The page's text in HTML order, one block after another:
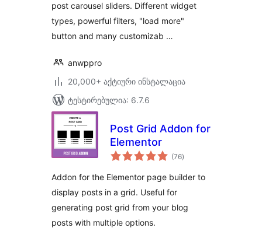
post carousel sliders. Different widget
types, powerful filters, "load more"
button and many customizab …
anwppro
20,000+ აქტიური ინსტალაცია
ტესტირებულია: 6.7.6
Post Grid Addon for
Elementor
(76საერთო
რეიტინგი
)
Addon for the Elementor page builder to
display posts in a grid. Useful for
generating post grid from your blog
posts with multiple options.